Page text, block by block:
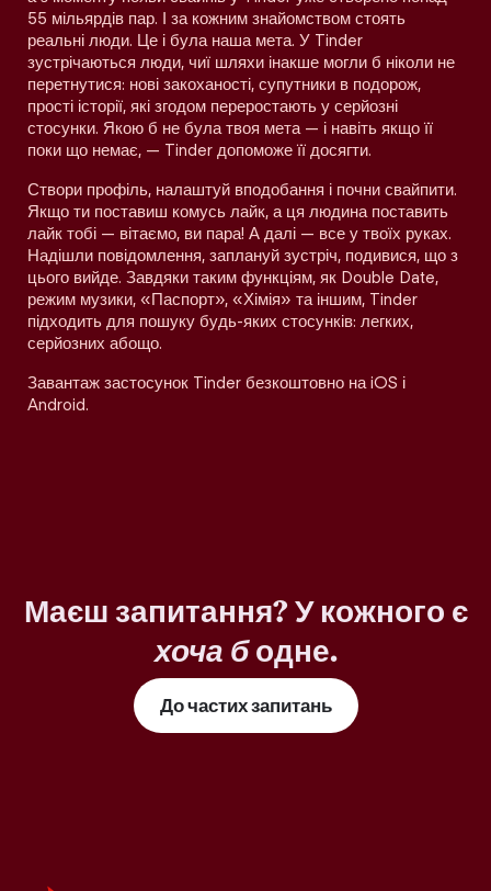
55 мільярдів пар. І за кожним знайомством стоять
реальні люди. Це і була наша мета. У Tinder
зустрічаються люди, чиї шляхи інакше могли б ніколи не
перетнутися: нові закоханості, супутники в подорож,
прості історії, які згодом переростають у серйозні
стосунки. Якою б не була твоя мета — і навіть якщо її
поки що немає, — Tinder допоможе її досягти.
Створи профіль, налаштуй вподобання і почни свайпити.
Якщо ти поставиш комусь лайк, а ця людина поставить
лайк тобі — вітаємо, ви пара! А далі — все у твоїх руках.
Надішли повідомлення, заплануй зустріч, подивися, що з
цього вийде. Завдяки таким функціям, як Double Date,
режим музики, «Паспорт», «Хімія» та іншим, Tinder
підходить для пошуку будь-яких стосунків: легких,
серйозних абощо.
Завантаж застосунок Tinder безкоштовно на iOS і
Android.
Маєш запитання? У кожного є
хоча бодне.
До частих запитань